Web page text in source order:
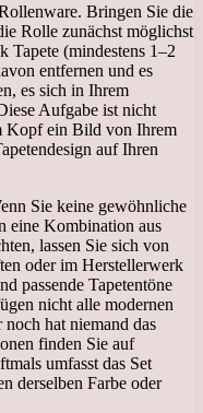
Bringen Sie die
Rolle zunächst möglichst
Tapete (mindestens 1–2
entfernen und es
es sich in Ihrem
Aufgabe ist nicht
Kopf ein Bild von Ihrem
auf Ihren
Sie keine gewöhnliche
eine Kombination aus
lassen Sie sich von
oder im Herstellerwerk
passende Tapetentöne
nicht alle modernen
noch hat niemand das
finden Sie auf
umfasst das Set
derselben Farbe oder